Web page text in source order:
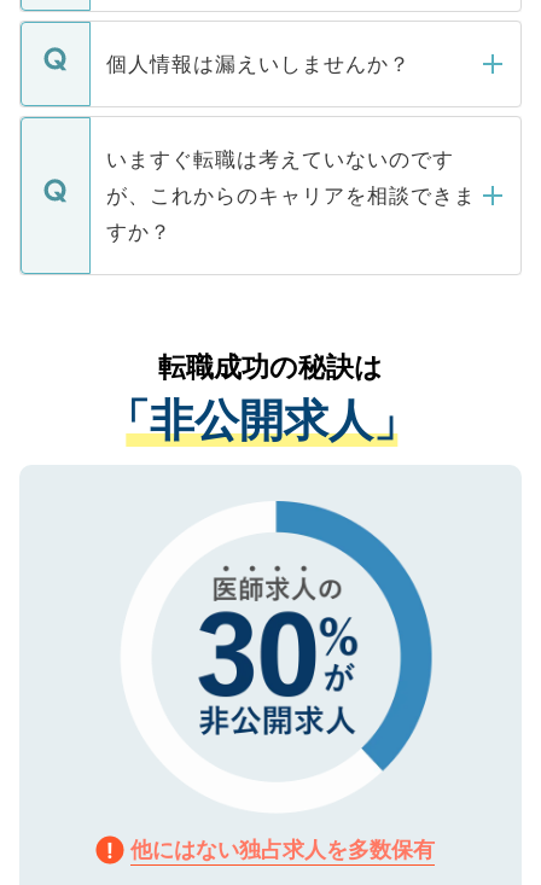
ません。
■応募殺到を避けるため 人気のある医療機
関を公にしてしまうと、応募が殺到する場
に、医療機関が求める条件に合った人材の
みを人材紹介会社に依頼するケースが増え
ています。
転職・入職を強要することは一切ありませ
ん。また、仮に応募先から内定をいただい
定を承諾する必要はありません。内定先へ
の辞退の連絡はキャリアパートナーが行い
ますので、ご安心ください。
個人情報は漏えいしませんか？
個人情報が漏えいすることはありませんの
で、ご安心ください。当サイトからの登録
などで収集したご登録者様の個人情報は、
ご本人のキャリアアップおよび転職活動の
支援を目的に使用いたします。お預かりし
ているすべての個人データはご本人の許可
は、個人情報の取り扱いについての厳密な
管理基準を満たした事業者のみに付与され
る、プライバシーマークを取得済みです。
ご登録いただいた個人情報は、SSL（デー
で、機密保持に関してもご安心ください。
いますぐ転職は考えていないのです
が、これからのキャリアを相談できま
すか？
かがいして、現在の医療機関の状況や紹介
経験をまじえながら、適切なアドバイスを
させていただきます。すぐにご転職をされ
ない方には、長期的なサポートが可能です
ので、まずはご登録ください。
転職成功の秘訣は
「非公開求人」
他にはない独占求人を多数保有